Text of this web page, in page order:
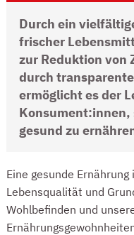
Durch ein
frischer
zur Reduktion von
durch
ermöglicht es der
Konsument:innen,
gesund zu
Eine gesunde
Lebensqualität und
Wohlbefinden und